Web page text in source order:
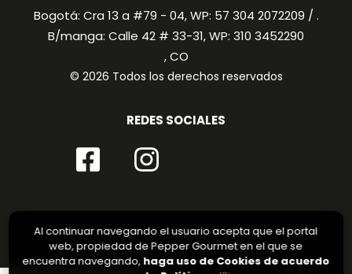
Bogotá: Cra 13 a #79 - 04, WP: 57 304 2072209 / .
B/manga: Calle 42 # 33-31, WP: 310 3452290
, CO
© 2026 Todos los derechos reservados
REDES SOCIALES
Al continuar navegando el usuario acepta que el portal
web, propiedad de Pepper Gourmet en el que se
encuentra navegando, haga uso de Cookies de acuerdo